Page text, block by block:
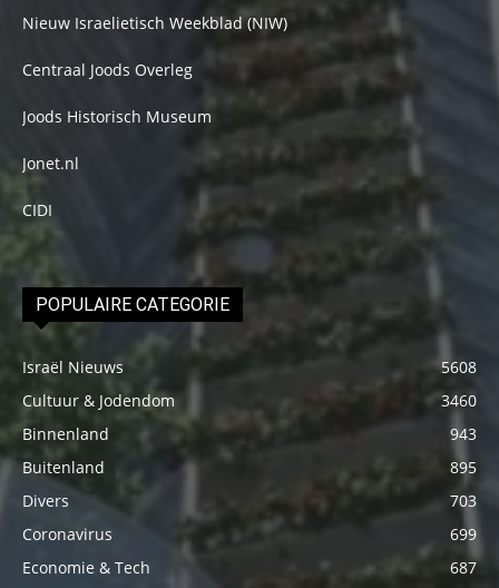
Nieuw Israelietisch Weekblad (NIW)
Centraal Joods Overleg
Joods Historisch Museum
Jonet.nl
CIDI
POPULAIRE CATEGORIE
Israël Nieuws
5608
Cultuur & Jodendom
3460
Binnenland
943
Buitenland
895
Divers
703
Coronavirus
699
Economie & Tech
687